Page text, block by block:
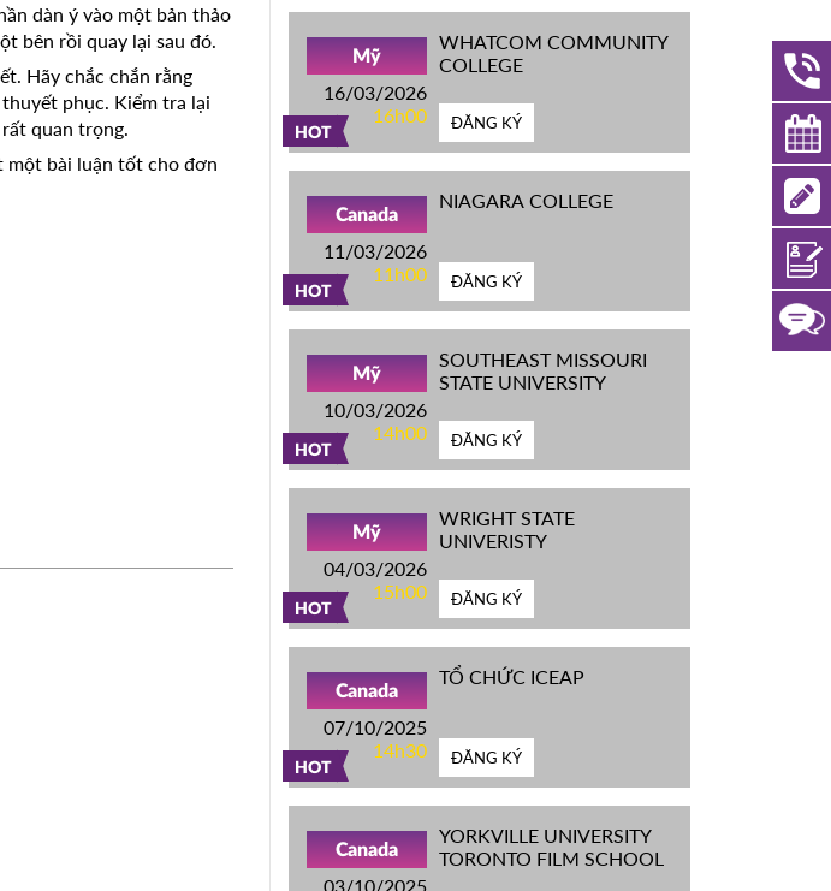
dàn ý vào một bản thảo
bên rồi quay lại sau đó.
Hãy chắc chắn rằng
phục. Kiểm tra lại
quan trọng.
một bài luận tốt cho đơn
HOT
Mỹ
16/03/2026
16h00
WHATCOM COMMUNITY
COLLEGE
ĐĂNG KÝ
HOT
Canada
11/03/2026
11h00
NIAGARA COLLEGE
ĐĂNG KÝ
HOT
Mỹ
10/03/2026
14h00
SOUTHEAST MISSOURI
STATE UNIVERSITY
ĐĂNG KÝ
HOT
Mỹ
04/03/2026
15h00
WRIGHT STATE
UNIVERISTY
ĐĂNG KÝ
HOT
Canada
07/10/2025
14h30
TỔ CHỨC ICEAP
ĐĂNG KÝ
Canada
03/10/2025
YORKVILLE UNIVERSITY
TORONTO FILM SCHOOL